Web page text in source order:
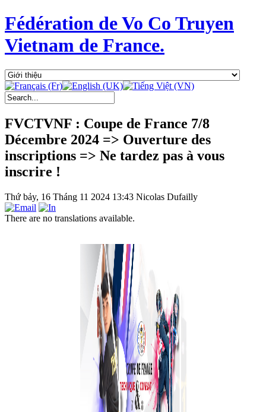
Fédération de Vo Co Truyen
Vietnam de France.
FVCTVNF : Coupe de France 7/8
Décembre 2024 => Ouverture des
inscriptions => Ne tardez pas à vous
inscrire !
Thứ bảy, 16 Tháng 11 2024 13:43 Nicolas Dufailly
There are no translations available.